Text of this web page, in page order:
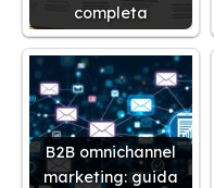
completa
B2B omnichannel
marketing: guida